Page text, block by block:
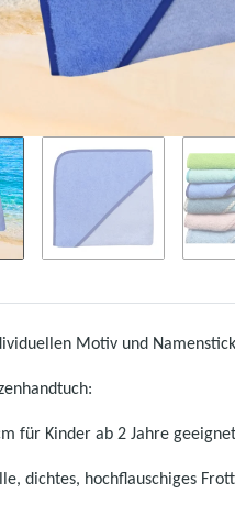
Motiv und
für Kinder ab 2 Jahre geeignet
dichtes, hochflauschiges